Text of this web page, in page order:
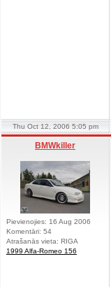
Thu Oct 12, 2006 5:05 pm
BMWkiller
Pievienojies: 16 Aug 2006
Komentāri: 54
Atrašanās vieta: RIGA
1999 Alfa-Romeo 156